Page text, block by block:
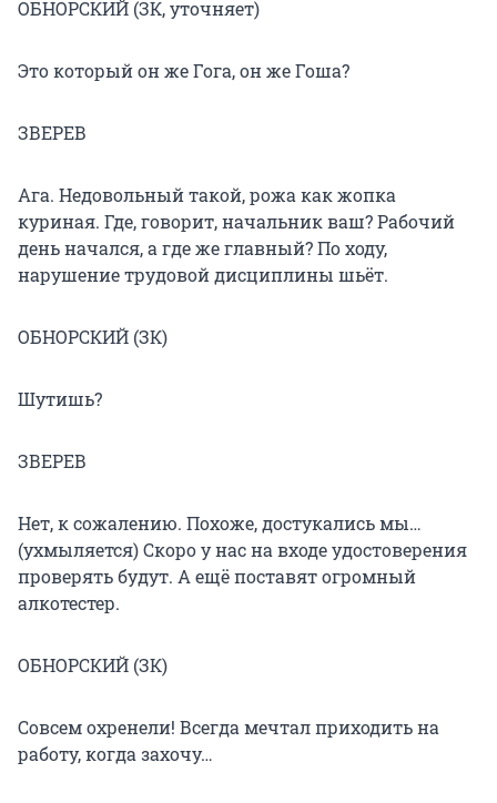
ОБНОРСКИЙ (ЗК, уточняет)
Это который он же Гога, он же Гоша?
ЗВЕРЕВ
Ага. Недовольный такой, рожа как жопка
куриная. Где, говорит, начальник ваш? Рабочий
день начался, а где же главный? По ходу,
нарушение трудовой дисциплины шьёт.
ОБНОРСКИЙ (ЗК)
Шутишь?
ЗВЕРЕВ
Нет, к сожалению. Похоже, достукались мы…
(ухмыляется) Скоро у нас на входе удостоверения
проверять будут. А ещё поставят огромный
алкотестер.
ОБНОРСКИЙ (ЗК)
Совсем охренели! Всегда мечтал приходить на
работу, когда захочу…